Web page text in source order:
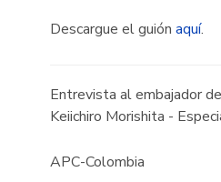
Descargue el guión aquí.
Entrevista al embajador
Keiichiro Morishita -
APC-Colombia